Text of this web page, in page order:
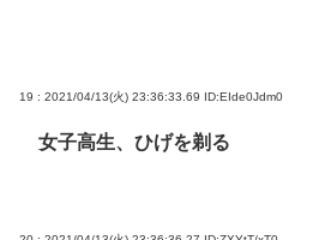
19 : 2021/04/13(火) 23:36:33.69 ID:EIde0Jdm0
女子高生、ひげを剃る